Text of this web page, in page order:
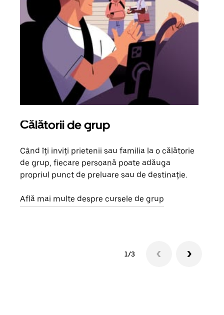
Călătorii de grup
Când îți inviți prietenii sau familia la o călătorie
de grup, fiecare persoană poate adăuga
propriul punct de preluare sau de destinație.
Află mai multe despre cursele de grup
1/3